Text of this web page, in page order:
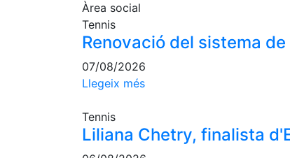
Àrea social
Tennis
Renovació del sistema
07/08/2026
Llegeix més
Tennis
Liliana Chetry, finalista